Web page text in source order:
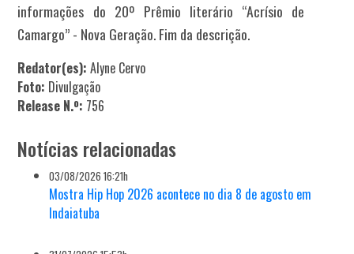
informações do 20º Prêmio literário “Acrísio de
Camargo” - Nova Geração. Fim da descrição.
Redator(es): Alyne Cervo
Foto: Divulgação
Release N.º: 756
Notícias relacionadas
03/08/2026 16:21h
Mostra Hip Hop 2026 acontece no dia 8 de agosto em
Indaiatuba